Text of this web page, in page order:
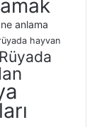
anlama
hayvan
Rüyada